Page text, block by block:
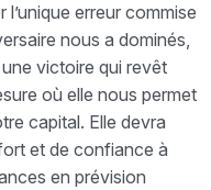
erreur commise
nous a dominés,
victoire qui revêt
où elle nous permet
capital. Elle devra
et de confiance à
en prévision